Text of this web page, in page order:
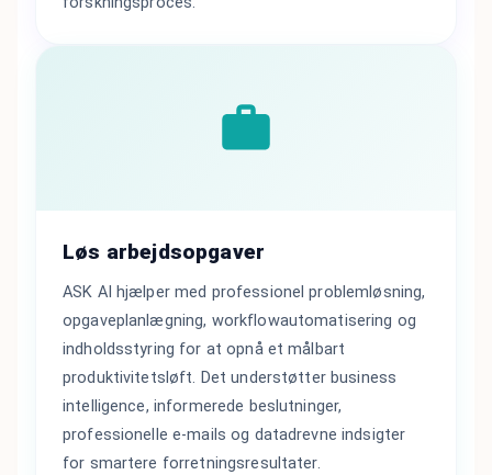
Løs arbejdsopgaver
ASK AI hjælper med professionel problemløsning,
opgaveplanlægning, workflowautomatisering og
indholdsstyring for at opnå et målbart
produktivitetsløft. Det understøtter business
intelligence, informerede beslutninger,
professionelle e-mails og datadrevne indsigter
for smartere forretningsresultater.